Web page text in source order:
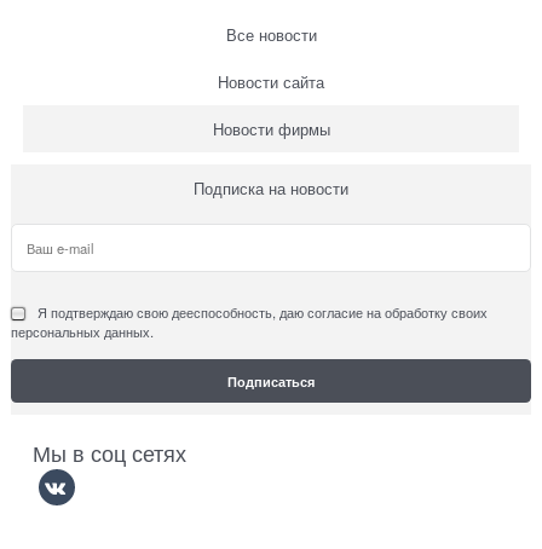
Все новости
Новости сайта
Новости фирмы
Подписка на новости
Я подтверждаю свою дееспособность, даю согласие на обработку своих
персональных данных.
Мы в соц сетях